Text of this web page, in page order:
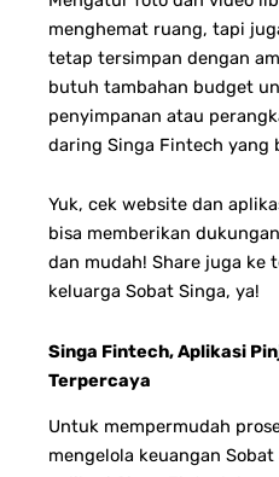
menghemat ruang, tapi
tetap tersimpan dengan
butuh tambahan budget
penyimpanan atau
daring Singa Fintech yang
Yuk, cek website dan
bisa memberikan
dan mudah! Share juga ke
keluarga Sobat Singa, ya!
Singa Fintech, Aplikasi
Terpercaya
Untuk mempermudah
mengelola keuangan